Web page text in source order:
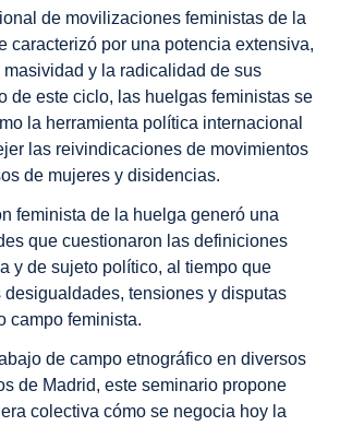
de movilizaciones feministas de la
caracterizó por una potencia extensiva,
y la radicalidad de sus
de este ciclo, las huelgas feministas se
la herramienta política internacional
las reivindicaciones de movimientos
de mujeres y disidencias.
feminista de la huelga generó una
que cuestionaron las definiciones
y de sujeto político, al tiempo que
desigualdades, tensiones y disputas
campo feminista.
de campo etnográfico en diversos
de Madrid, este seminario propone
colectiva cómo se negocia hoy la